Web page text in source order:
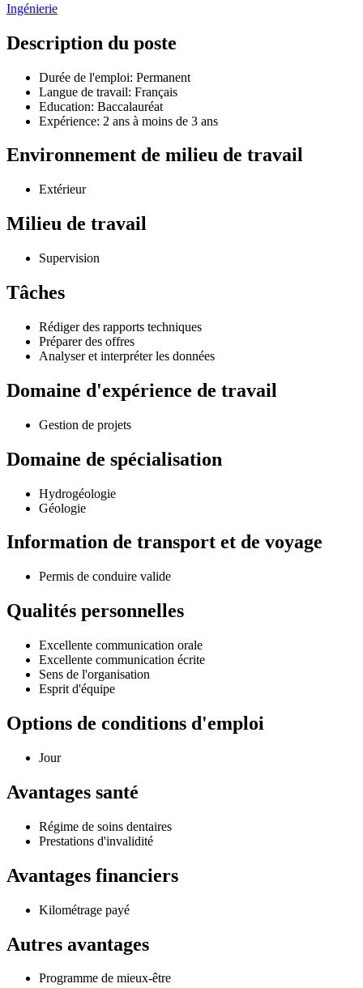
Ingénierie
Description du poste
Durée de l'emploi: Permanent
Langue de travail: Français
Education: Baccalauréat
Expérience: 2 ans à moins de 3 ans
Environnement de milieu de travail
Extérieur
Milieu de travail
Supervision
Tâches
Rédiger des rapports techniques
Préparer des offres
Analyser et interpréter les données
Domaine d'expérience de travail
Gestion de projets
Domaine de spécialisation
Hydrogéologie
Géologie
Information de transport et de voyage
Permis de conduire valide
Qualités personnelles
Excellente communication orale
Excellente communication écrite
Sens de l'organisation
Esprit d'équipe
Options de conditions d'emploi
Jour
Avantages santé
Régime de soins dentaires
Prestations d'invalidité
Avantages financiers
Kilométrage payé
Autres avantages
Programme de mieux-être